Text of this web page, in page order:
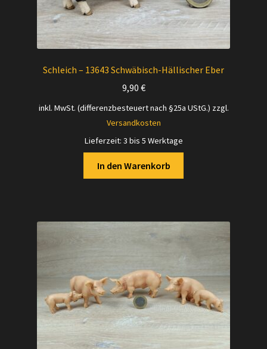
Schleich – 13643 Schwäbisch-Hällischer Eber
9,90 €
inkl. MwSt. (differenzbesteuert nach §25a UStG.) zzgl.
Versandkosten
Lieferzeit: 3 bis 5 Werktage
In den Warenkorb